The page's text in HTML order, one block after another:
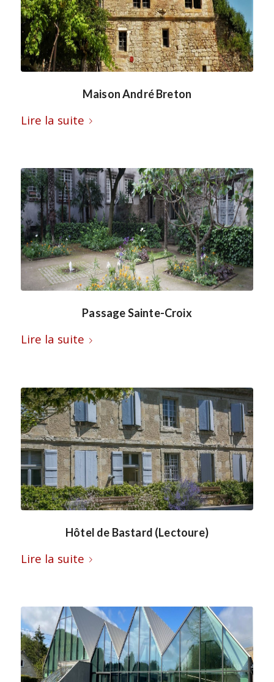
Maison André Breton
Lire la suite
Passage Sainte-Croix
Lire la suite
Hôtel de Bastard (Lectoure)
Lire la suite